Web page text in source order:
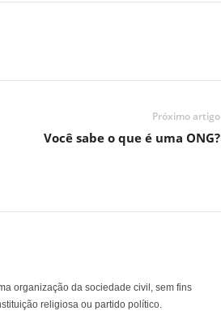
Próximo artigo
Você sabe o que é uma ONG?
organização da sociedade civil, sem fins
religiosa ou partido político.